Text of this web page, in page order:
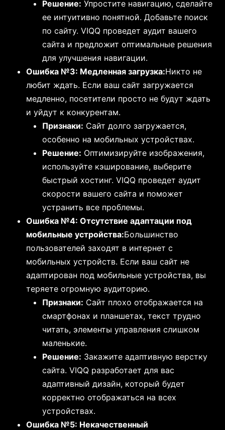
Решение: Упростите навигацию, сделайте
ее интуитивно понятной. Добавьте поиск
по сайту. VIQQ проведет аудит вашего
сайта и предложит оптимальные решения
для улучшения навигации.
Ошибка №3: Медленная загрузка:Никто не
любит ждать. Если ваш сайт загружается
медленно, посетители просто не будут ждать
и уйдут к конкурентам.
Признаки: Сайт долго загружается,
особенно на мобильных устройствах.
Решение: Оптимизируйте изображения,
используйте кэширование, выберите
быстрый хостинг. VIQQ проведет аудит
скорости вашего сайта и поможет
устранить все проблемы.
Ошибка №4: Отсутствие адаптации под
мобильные устройства:Большинство
пользователей заходят в интернет с
мобильных устройств. Если ваш сайт не
адаптирован под мобильные устройства, вы
теряете огромную аудиторию.
Признаки: Сайт плохо отображается на
смартфонах и планшетах, текст трудно
читать, элементы управления слишком
маленькие.
Решение: Закажите адаптивную верстку
сайта. VIQQ разработает для вас
адаптивный дизайн, который будет
корректно отображаться на всех
устройствах.
Ошибка №5: Некачественный